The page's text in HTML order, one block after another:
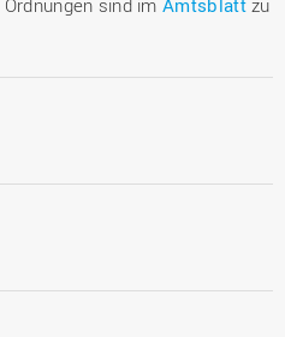
Ordnungen sind imAmtsblattzu